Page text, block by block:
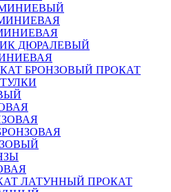
ДЮРАЛЕВЫЙ
БРОНЗОВЫЙ ПРОКАТ
ЛАТУННЫЙ ПРОКАТ